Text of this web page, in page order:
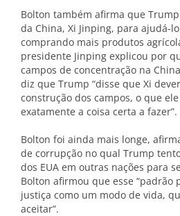
Bolton também afirma que
da China, Xi Jinping, para ajudá-
comprando mais produtos
presidente Jinping explicou por
campos de concentração na
diz que Trump “disse que Xi
construção dos campos, o que
exatamente a coisa certa a fazer”.
Bolton foi ainda mais longe,
de corrupção no qual Trump
dos EUA em outras nações para
Bolton afirmou que esse “padrão
justiça como um modo de vida,
aceitar”.